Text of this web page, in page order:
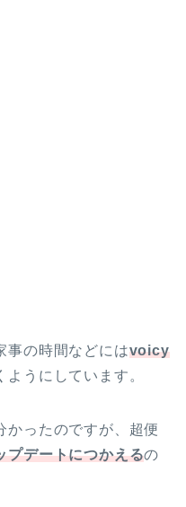
事の時間などにはvoicy
ようにしています。
かったのですが、超便
プデートにつかえるの